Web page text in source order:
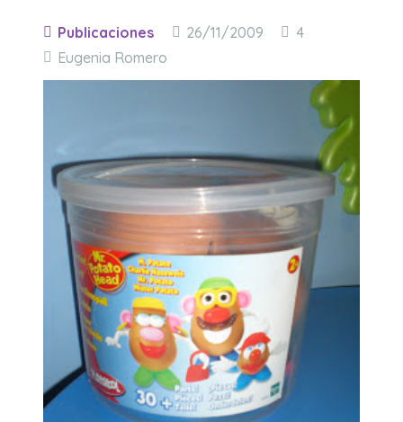
Publicaciones 26/11/2009 4Comentarios
Eugenia Romero